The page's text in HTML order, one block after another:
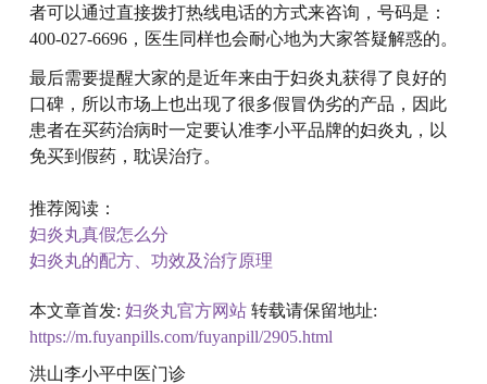
者可以通过直接拨打热线电话的方式来咨询，号码是：
400-027-6696，医生同样也会耐心地为大家答疑解惑的。
最后需要提醒大家的是近年来由于妇炎丸获得了良好的
口碑，所以市场上也出现了很多假冒伪劣的产品，因此
患者在买药治病时一定要认准李小平品牌的妇炎丸，以
免买到假药，耽误治疗。
推荐阅读：
妇炎丸真假怎么分
妇炎丸的配方、功效及治疗原理
本文章首发: 妇炎丸官方网站 转载请保留地址:
https://m.fuyanpills.com/fuyanpill/2905.html
洪山李小平中医门诊